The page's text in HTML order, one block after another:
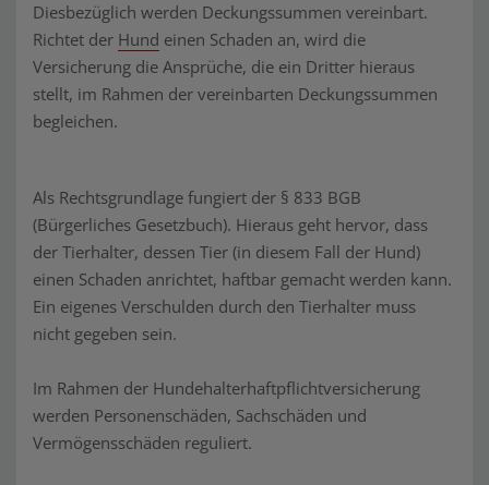
Diesbezüglich werden Deckungssummen vereinbart.
Richtet der Hund einen Schaden an, wird die
Versicherung die Ansprüche, die ein Dritter hieraus
stellt, im Rahmen der vereinbarten Deckungssummen
begleichen.
Als Rechtsgrundlage fungiert der § 833 BGB
(Bürgerliches Gesetzbuch). Hieraus geht hervor, dass
der Tierhalter, dessen Tier (in diesem Fall der Hund)
einen Schaden anrichtet, haftbar gemacht werden kann.
Ein eigenes Verschulden durch den Tierhalter muss
nicht gegeben sein.
Im Rahmen der Hundehalterhaftpflichtversicherung
werden Personenschäden, Sachschäden und
Vermögensschäden reguliert.